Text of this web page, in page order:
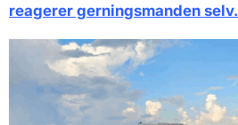
reagerer gerningsmanden selv.